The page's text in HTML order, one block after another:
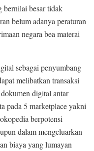
bernilai besar tidak
belum adanya peraturan
negara bea materai
sebagai penyumbang
melibatkan transaksi
digital antar
pada 5 marketplace yakni
berpotensi
dalam mengeluarkan
biaya yang lumayan